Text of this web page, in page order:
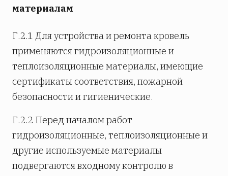
материалам
Г.2.1 Для устройства и ремонта кровель
применяются гидроизоляционные и
теплоизоляционные материалы, имеющие
сертификаты соответствия, пожарной
безопасности и гигиенические.
Г.2.2 Перед началом работ
гидроизоляционные, теплоизоляционные и
другие используемые материалы
подвергаются входному контролю в